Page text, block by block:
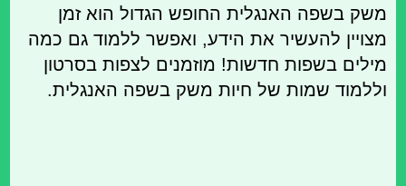
משק בשפה האנגלית החופש הגדול הוא זמן
מצויין להעשיר את הידע, ואפשר ללמוד גם כמה
מילים בשפות חדשות! מוזמנים לצפות בסרטון
וללמוד שמות של חיות משק בשפה האנגלית.